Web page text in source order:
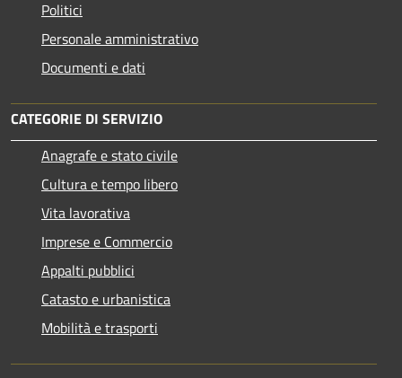
Politici
Personale amministrativo
Documenti e dati
CATEGORIE DI SERVIZIO
Anagrafe e stato civile
Cultura e tempo libero
Vita lavorativa
Imprese e Commercio
Appalti pubblici
Catasto e urbanistica
Mobilità e trasporti